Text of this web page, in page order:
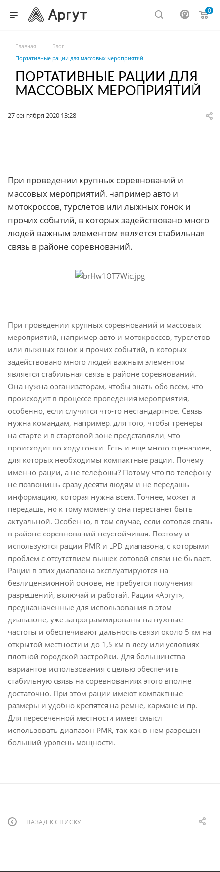
0
Главная — Блог —
Портативные рации для массовых мероприятий
ПОРТАТИВНЫЕ РАЦИИ ДЛЯ
МАССОВЫХ МЕРОПРИЯТИЙ
27 сентября 2020 13:28
При проведении крупных соревнований и
массовых мероприятий, например авто и
мотокроссов, турслетов или лыжных гонок и
прочих событий, в которых задействовано много
людей важным элементом является стабильная
связь в районе соревнований.
При проведении крупных соревнований и массовых
мероприятий, например авто и мотокроссов, турслетов
или лыжных гонок и прочих событий, в которых
задействовано много людей важным элементом
является стабильная связь в районе соревнований.
Она нужна организаторам, чтобы знать обо всем, что
происходит в процессе проведения мероприятия,
особенно, если случится что-то нестандартное. Связь
нужна командам, например, для того, чтобы тренеры
на старте и в стартовой зоне представляли, что
происходит по ходу гонки. Есть и еще много сценариев,
для которых необходимы компактные рации. Почему
именно рации, а не телефоны? Потому что по телефону
не позвонишь сразу десяти людям и не передашь
информацию, которая нужна всем. Точнее, может и
передашь, но к тому моменту она перестанет быть
актуальной. Особенно, в том случае, если сотовая связь
в районе соревнований неустойчивая. Поэтому и
используются рации PMR и LPD диапазона, с которыми
проблем с отсутствием вышек сотовой связи не бывает.
Рации в этих диапазона эксплуатируются на
безлицензионной основе, не требуется получения
разрешений, включай и работай. Рации «Аргут»,
предназначенные для использования в этом
диапазоне, уже запрограммированы на нужные
частоты и обеспечивают дальность связи около 5 км на
открытой местности и до 1,5 км в лесу или условиях
плотной городской застройки. Для большинства
вариантов использования с целью обеспечить
стабильную связь на соревнованиях этого вполне
достаточно. При этом рации имеют компактные
размеры и удобно крепятся на ремне, кармане и пр.
Для пересеченной местности имеет смысл
использовать диапазон PMR, так как в нем разрешен
больший уровень мощности.
НАЗАД К СПИСКУ